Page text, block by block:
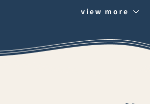
view more